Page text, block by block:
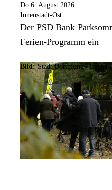
Do 6. August 2026
Innenstadt-Ost
Der PSD Bank
Ferien-Programm ein
Bild: Stadt Dortmund /